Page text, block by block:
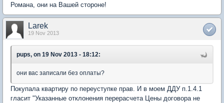
Романа, они на Вашей стороне!
Larek
19 Nov 2013
pups, on 19 Nov 2013 - 18:12:
они вас записали без оплаты?
Покупала квартиру по переуступке прав. И в моем ДДУ п.1.4.1
гласит "Указанные отклонения перерасчета Цены договора не